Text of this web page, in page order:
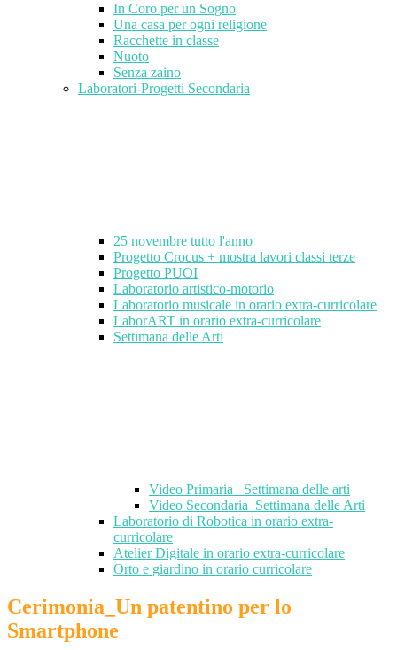
In Coro per un Sogno
Una casa per ogni religione
Racchette in classe
Nuoto
Senza zaino
Laboratori-Progetti Secondaria
25 novembre tutto l'anno
Progetto Crocus + mostra lavori classi terze
Progetto PUOI
Laboratorio artistico-motorio
Laboratorio musicale in orario extra-curricolare
LaborART in orario extra-curricolare
Settimana delle Arti
Video Primaria_ Settimana delle arti
Video Secondaria_Settimana delle Arti
Laboratorio di Robotica in orario extra-
curricolare
Atelier Digitale in orario extra-curricolare
Orto e giardino in orario curricolare
Cerimonia_Un patentino per lo
Smartphone